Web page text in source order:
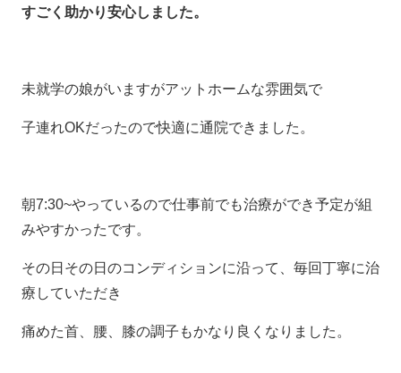
すごく助かり安心しました。
未就学の娘がいますがアットホームな雰囲気で
子連れOKだったので快適に通院できました。
朝7:30~やっているので仕事前でも治療ができ予定が組
みやすかったです。
その日その日のコンディションに沿って、毎回丁寧に治
療していただき
痛めた首、腰、膝の調子もかなり良くなりました。